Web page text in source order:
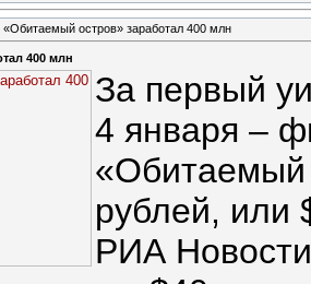
«Обитаемый остров» заработал 400 млн
400 млн
За первый
4 января –
«Обитаемый
рублей, или
РИА